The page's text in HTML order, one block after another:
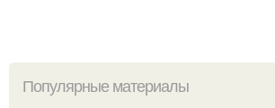
Популярные материалы